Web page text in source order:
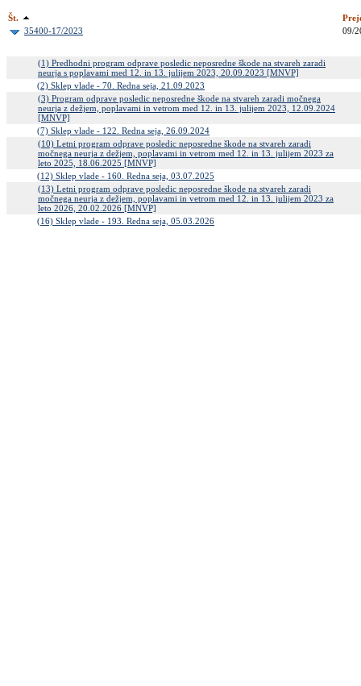
Št.
35400-17/2023
09/
(1) Predhodni program odprave posledic neposredne škode na stvareh zaradi
neurja s poplavami med 12. in 13. julijem 2023, 20.09.2023 [MNVP]
(2) Sklep vlade - 70. Redna seja, 21.09.2023
(3) Program odprave posledic neposredne škode na stvareh zaradi močnega
neurja z dežjem, poplavami in vetrom med 12. in 13. julijem 2023, 12.09.2024
[MNVP]
(7) Sklep vlade - 122. Redna seja, 26.09.2024
(10) Letni program odprave posledic neposredne škode na stvareh zaradi
močnega neurja z dežjem, poplavami in vetrom med 12. in 13. julijem 2023 za
leto 2025, 18.06.2025 [MNVP]
(12) Sklep vlade - 160. Redna seja, 03.07.2025
(13) Letni program odprave posledic neposredne škode na stvareh zaradi
močnega neurja z dežjem, poplavami in vetrom med 12. in 13. julijem 2023 za
leto 2026, 20.02.2026 [MNVP]
(16) Sklep vlade - 193. Redna seja, 05.03.2026